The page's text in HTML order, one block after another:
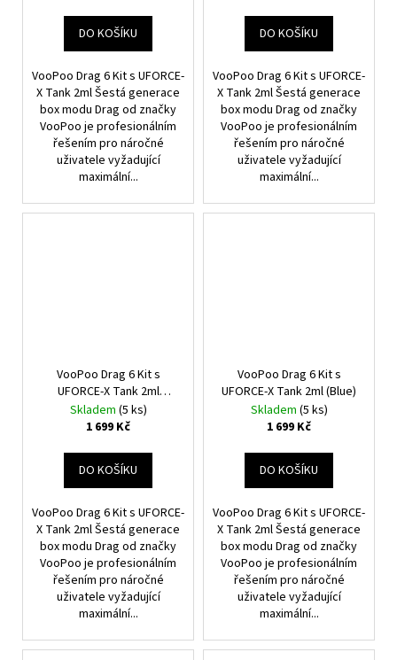
DO KOŠÍKU
VooPoo Drag 6 Kit s UFORCE-
X Tank 2ml Šestá generace
box modu Drag od značky
VooPoo je profesionálním
řešením pro náročné
uživatele vyžadující
maximální...
DO KOŠÍKU
VooPoo Drag 6 Kit s UFORCE-
X Tank 2ml Šestá generace
box modu Drag od značky
VooPoo je profesionálním
řešením pro náročné
uživatele vyžadující
maximální...
VooPoo Drag 6 Kit s
UFORCE-X Tank 2ml
(Brown)
Skladem (5 ks)
1 699 Kč
DO KOŠÍKU
VooPoo Drag 6 Kit s UFORCE-
X Tank 2ml Šestá generace
box modu Drag od značky
VooPoo je profesionálním
řešením pro náročné
uživatele vyžadující
maximální...
VooPoo Drag 6 Kit s
UFORCE-X Tank 2ml (Blue)
Skladem (5 ks)
1 699 Kč
DO KOŠÍKU
VooPoo Drag 6 Kit s UFORCE-
X Tank 2ml Šestá generace
box modu Drag od značky
VooPoo je profesionálním
řešením pro náročné
uživatele vyžadující
maximální...